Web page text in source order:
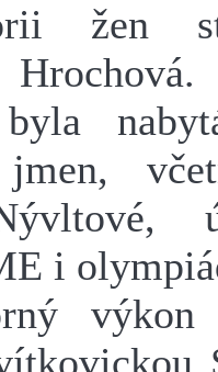
žen
jmen,
i
výkon